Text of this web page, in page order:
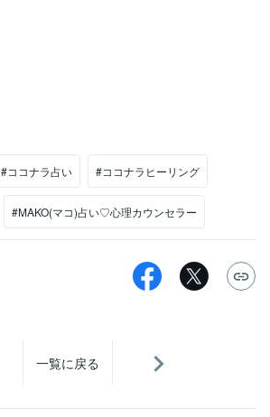
#ココナラ占い #ココナラヒーリング
#MAKO(マコ)占い♡心理カウンセラー
一覧に戻る